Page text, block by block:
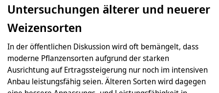
Untersuchungen älterer und neuerer
Weizensorten
In der öffentlichen Diskussion wird oft bemängelt, dass
moderne Pflanzensorten aufgrund der starken
Ausrichtung auf Ertragssteigerung nur noch im intensiven
Anbau leistungsfähig seien. Älteren Sorten wird dagegen